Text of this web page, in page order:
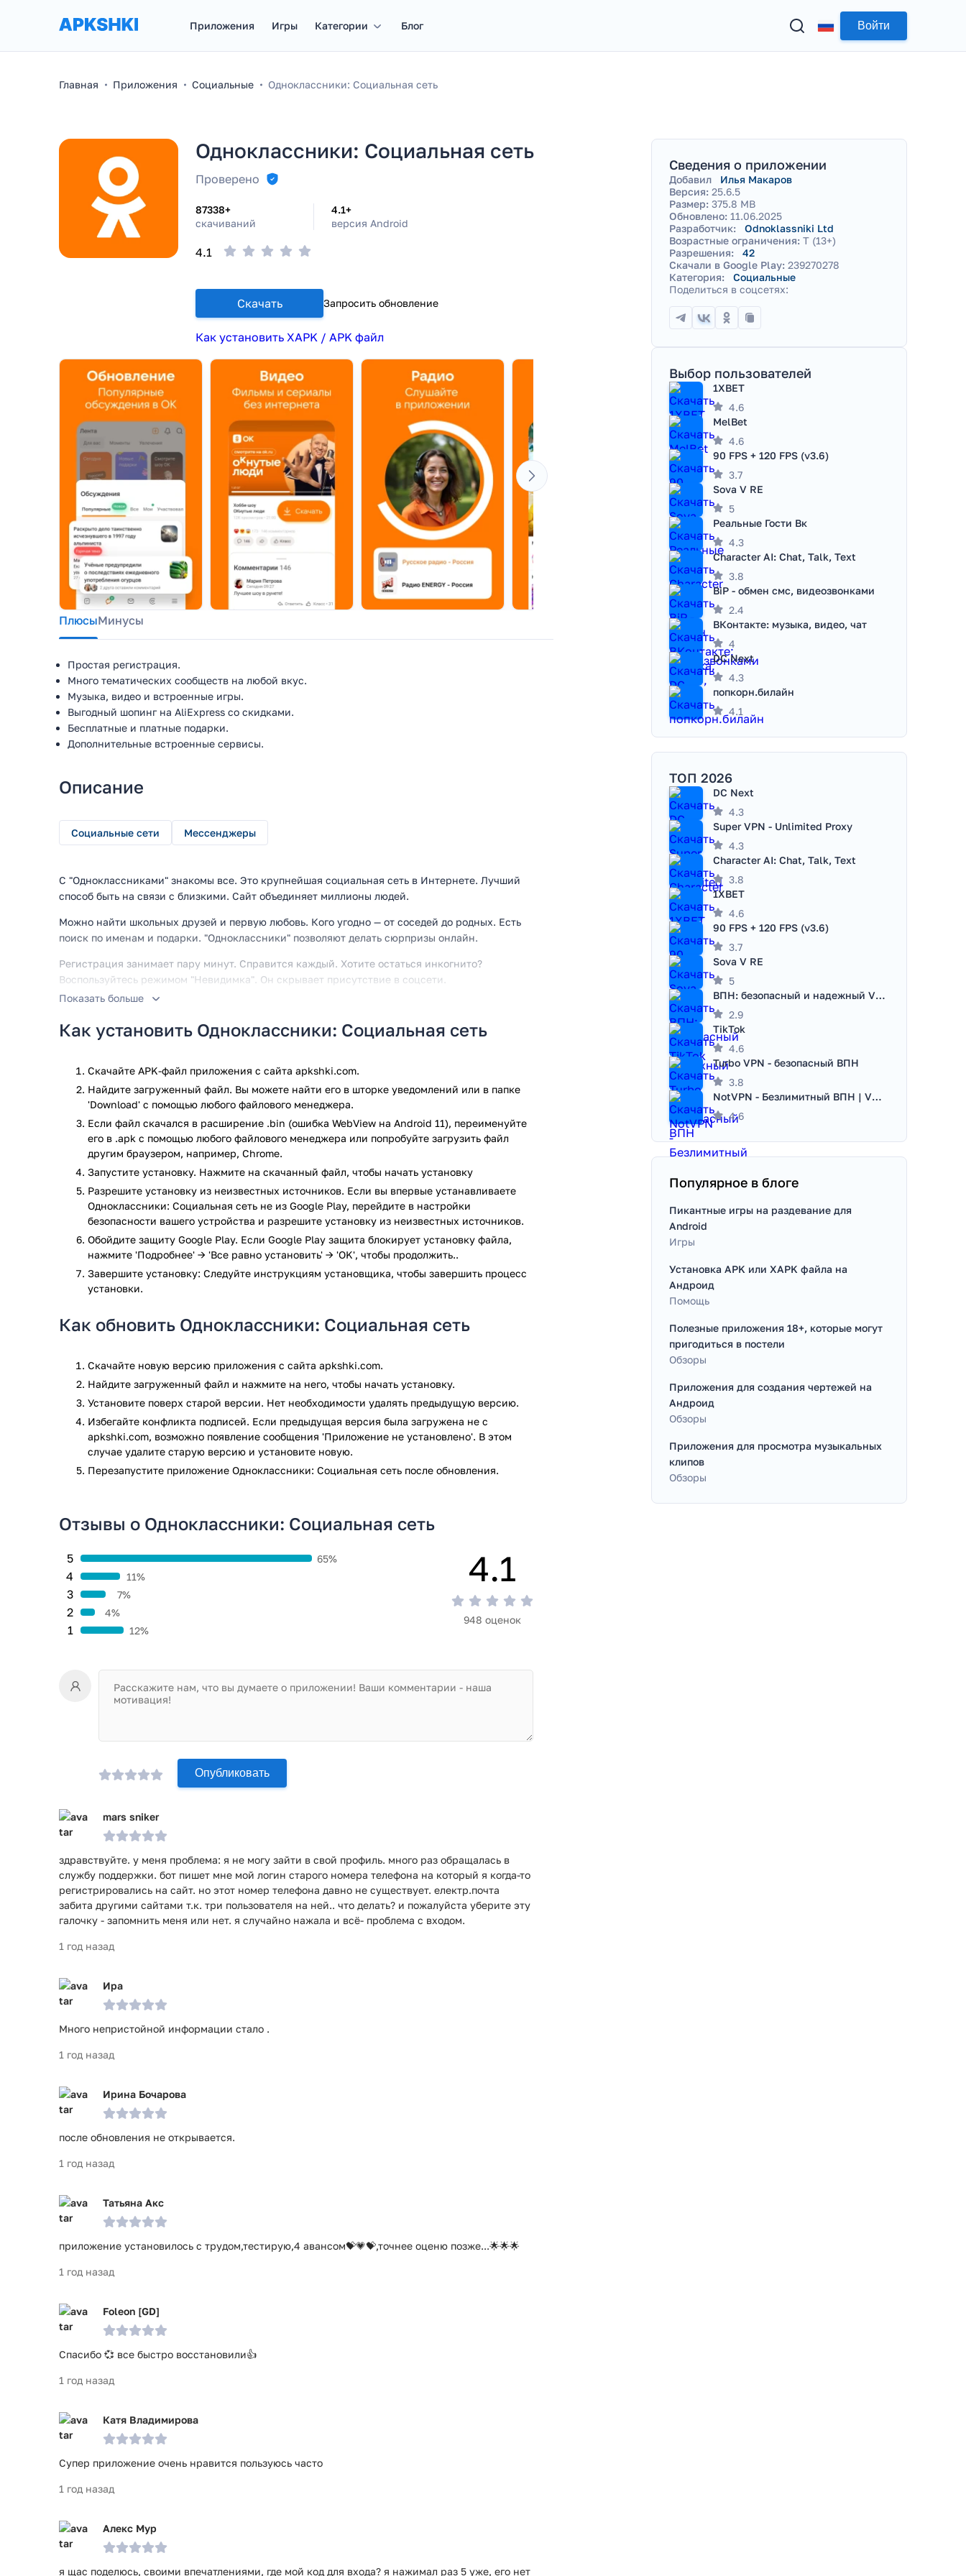
Приложения Игры Категории Блог Войти
Главная Приложения Социальные Одноклассники: Социальная сеть
Одноклассники: Социальная сеть
Проверено
87338+
скачиваний
4.1+
версия Android
4.1
Скачать Запросить обновление
Как установить XAPK / APK файл
ПлюсыМинусы
Простая регистрация.
Много тематических сообществ на любой вкус.
Музыка, видео и встроенные игры.
Выгодный шопинг на AliExpress со скидками.
Бесплатные и платные подарки.
Дополнительные встроенные сервисы.
Описание
Социальные сети Мессенджеры
С "Одноклассниками" знакомы все. Это крупнейшая социальная сеть в Интернете. Лучший
способ быть на связи с близкими. Сайт объединяет миллионы людей.
Можно найти школьных друзей и первую любовь. Кого угодно — от соседей до родных. Есть
поиск по именам и подарки. "Одноклассники" позволяют делать сюрпризы онлайн.
Регистрация занимает пару минут. Справится каждый. Хотите остаться инкогнито?
Воспользуйтесь режимом "Невидимка". Он скрывает присутствие в соцсети.
Кроме того, доступен VIP-статус. Последний открывает особые настроения, бесплатные
групповые.
слову, хотите вести прямые трансляции? Для сказанного служит функция "ОК Live".
Скучать не придется — благодаря встроенным играм. Также в "Одноклассниках" существуют
интересные паблики. В текстах и видео нет недостатка. Темы любые.
Приложение Одноклассники: Социальная сеть прошло проверку антивирусом VirusTotal. В
результате проверки по всем последним сигнатурам заражения файлов не выявлено.
Показать больше
Как установить Одноклассники: Социальная сеть
Скачайте APK-файл приложения с сайта apkshki.com.
Найдите загруженный файл. Вы можете найти его в шторке уведомлений или в папке
'Download' с помощью любого файлового менеджера.
Если файл скачался в расширение .bin (ошибка WebView на Android 11), переименуйте
его в .apk с помощью любого файлового менеджера или попробуйте загрузить файл
другим браузером, например, Chrome.
Запустите установку. Нажмите на скачанный файл, чтобы начать установку
Разрешите установку из неизвестных источников. Если вы впервые устанавливаете
Одноклассники: Социальная сеть не из Google Play, перейдите в настройки
безопасности вашего устройства и разрешите установку из неизвестных источников.
Обойдите защиту Google Play. Если Google Play защита блокирует установку файла,
нажмите 'Подробнее' → 'Все равно установить' → 'OK', чтобы продолжить..
Завершите установку: Следуйте инструкциям установщика, чтобы завершить процесс
установки.
Как обновить Одноклассники: Социальная сеть
Скачайте новую версию приложения с сайта apkshki.com.
Найдите загруженный файл и нажмите на него, чтобы начать установку.
Установите поверх старой версии. Нет необходимости удалять предыдущую версию.
Избегайте конфликта подписей. Если предыдущая версия была загружена не с
apkshki.com, возможно появление сообщения 'Приложение не установлено'. В этом
случае удалите старую версию и установите новую.
Перезапустите приложениe Одноклассники: Социальная сеть после обновления.
Отзывы о Одноклассники: Социальная сеть
1 12%
2 4%
3 7%
4 11%
5 65% 4.1
948 оценок
Опубликовать
mars sniker
здравствуйте. у меня проблема: я не могу зайти в свой профиль. много раз обращалась в
службу поддержки. бот пишет мне мой логин старого номера телефона на который я когда-то
регистрировались на сайт. но этот номер телефона давно не существует. електр.почта
забита другими сайтами т.к. три пользователя на ней.. что делать? и пожалуйста уберите эту
галочку - запомнить меня или нет. я случайно нажала и всё- проблема с входом.
1 год назад
Ира
Много непристойной информации стало .
1 год назад
Ирина Бочарова
после обновления не открывается.
1 год назад
Татьяна Акс
приложение установилось с трудом,тестирую,4 авансом💝💗💝,точнее оценю позже...🌟🌟🌟
1 год назад
Foleon [GD]
Спасибо 💞 все быстро восстановили👍
1 год назад
Катя Владимирова
Супер приложение очень нравится пользуюсь часто
1 год назад
Алекс Мур
я щас поделюсь, своими впечатлениями, где мой код для входа? я нажимал раз 5 уже, его нет
Сведения о приложении
Добавил
Илья Макаров
Версия: 25.6.5
Размер: 375.8 MB
Обновлено: 11.06.2025
Разработчик:
Odnoklassniki Ltd
Возрастные ограничения: T (13+)
Разрешения:
42
Скачали в Google Play: 239270278
Категория:
Социальные
Поделиться в соцсетях:
Выбор пользователей
1XBET
4.6
MelBet
4.6
90 FPS + 120 FPS (v3.6)
3.7
Sova V RE
5
Реальные Гости Вк
4.3
Character AI: Chat, Talk, Text
3.8
BiP - обмен смс, видеозвонками
2.4
ВКонтакте: музыка, видео, чат
4
DC Next
4.3
попкорн.билайн
4.1
ТОП 2026
DC Next
4.3
Super VPN - Unlimited Proxy
4.3
Character AI: Chat, Talk, Text
3.8
1XBET
4.6
90 FPS + 120 FPS (v3.6)
3.7
Sova V RE
5
ВПН: безопасный и надежный VPN
2.9
TikTok
4.6
Turbo VPN - безопасный ВПН
3.8
NotVPN - Безлимитный ВПН | VPN
4.6
Популярное в блоге
Пикантные игры на раздевание для
Android
Игры
Установка APK или XAPK файла на
Андроид
Помощь
Полезные приложения 18+, которые могут
пригодиться в постели
Обзоры
Приложения для создания чертежей на
Андроид
Обзоры
Приложения для просмотра музыкальных
клипов
Обзоры